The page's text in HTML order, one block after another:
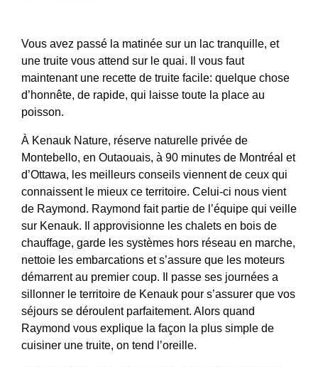
Vous avez passé la matinée sur un lac tranquille, et
une truite vous attend sur le quai. Il vous faut
maintenant une recette de truite facile: quelque chose
d’honnête, de rapide, qui laisse toute la place au
poisson.
À Kenauk Nature, réserve naturelle privée de
Montebello, en Outaouais, à 90 minutes de Montréal et
d’Ottawa, les meilleurs conseils viennent de ceux qui
connaissent le mieux ce territoire. Celui-ci nous vient
de Raymond. Raymond fait partie de l’équipe qui veille
sur Kenauk. Il approvisionne les chalets en bois de
chauffage, garde les systèmes hors réseau en marche,
nettoie les embarcations et s’assure que les moteurs
démarrent au premier coup. Il passe ses journées a
sillonner le territoire de Kenauk pour s’assurer que vos
séjours se déroulent parfaitement. Alors quand
Raymond vous explique la façon la plus simple de
cuisiner une truite, on tend l’oreille.